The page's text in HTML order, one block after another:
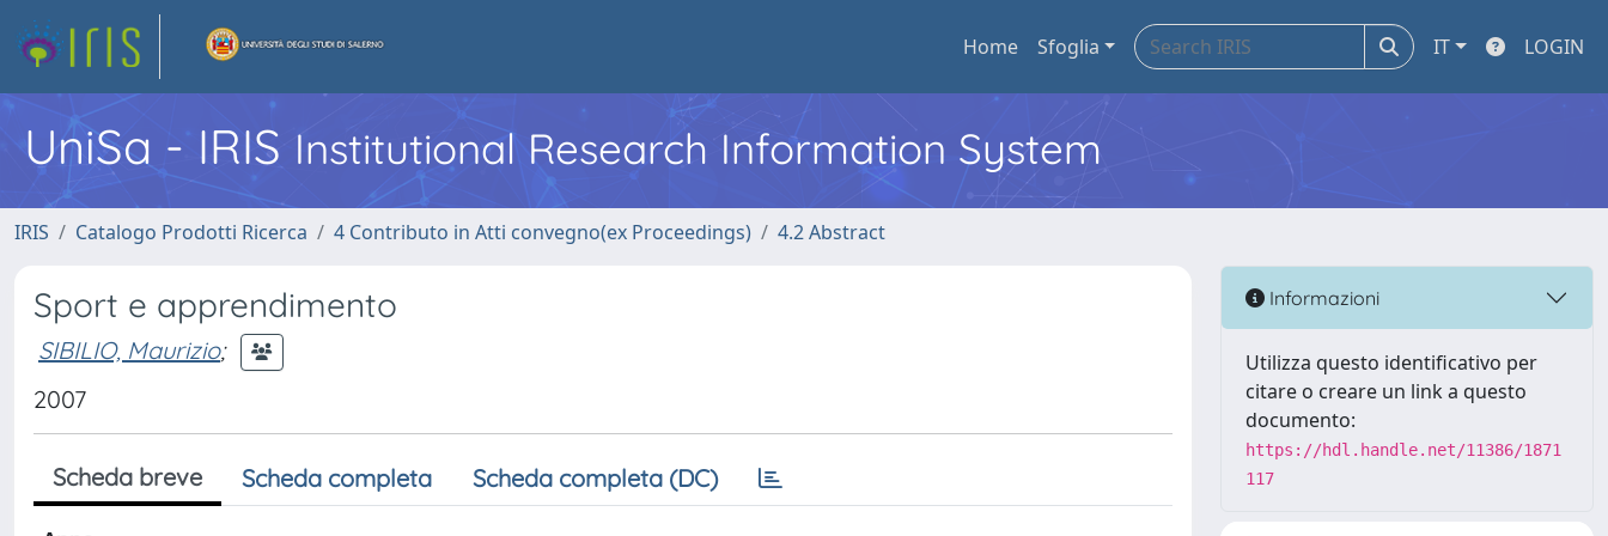
Home Sfoglia IT LOGIN
UniSa - IRIS Institutional Research Information System
IRIS Catalogo Prodotti Ricerca 4 Contributo in Atti convegno(ex Proceedings) 4.2 Abstract
Sport e apprendimento
SIBILIO, Maurizio;
2007
Scheda breve Scheda completa Scheda completa (DC)
Informazioni
Utilizza questo identificativo per
citare o creare un link a questo
documento:
https://hdl.handle.net/11386/1871
117